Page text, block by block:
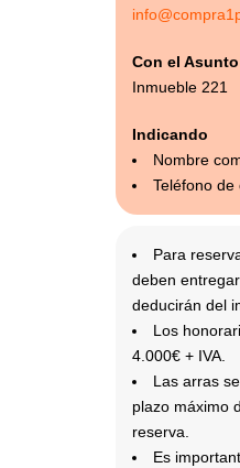
Con el Asunto
Inmueble 221
Indicando
Nombre
Teléfono de
Para
deben
deducirán del
Los
4.000€ + IVA.
Las arras
plazo máximo
reserva.
Es